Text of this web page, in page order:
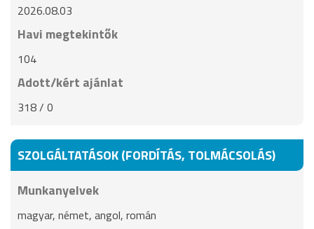
2026.08.03
Havi megtekintők
104
Adott/kért ajánlat
318 / 0
SZOLGÁLTATÁSOK (FORDÍTÁS, TOLMÁCSOLÁS)
Munkanyelvek
magyar, német, angol, román